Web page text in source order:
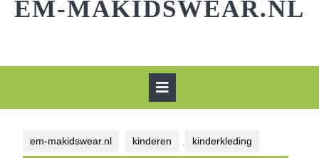
EM-MAKIDSWEAR.NL
em-makidswear.nl kinderen kinderkleding